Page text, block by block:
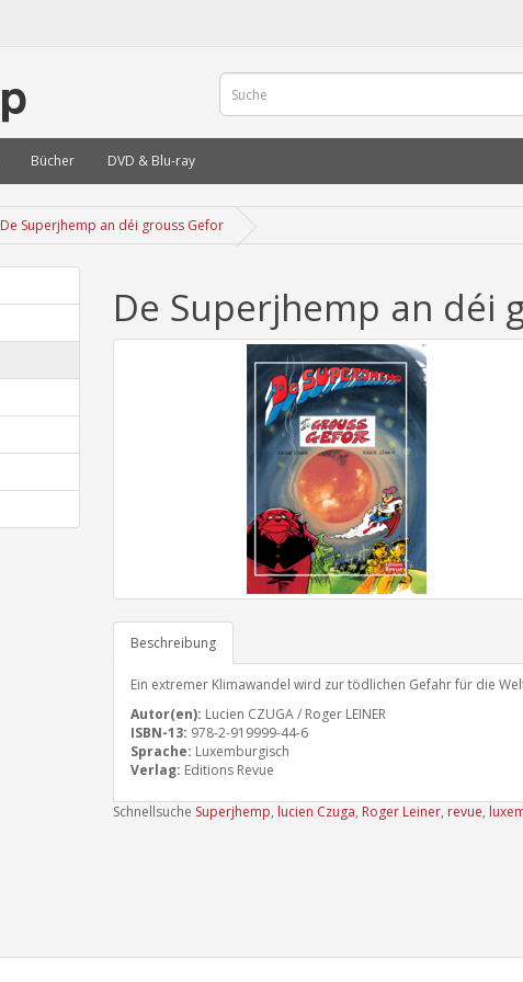
Bücher DVD & Blu-ray
De Superjhemp an déi grouss Gefor
De Superjhemp an déi
Beschreibung
Ein extremer Klimawandel wird zur tödlichen Gefahr für die
Autor(en): Lucien CZUGA / Roger LEINER
ISBN-13: 978-2-919999-44-6
Sprache: Luxemburgisch
Verlag: Editions Revue
Schnellsuche Superjhemp, lucien Czuga, Roger Leiner, revue,